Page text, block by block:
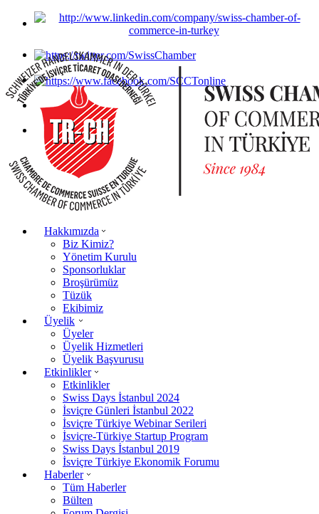
Hakkımızda
Biz Kimiz?
Yönetim Kurulu
Sponsorluklar
Broşürümüz
Tüzük
Ekibimiz
Üyelik
Üyeler
Üyelik Hizmetleri
Üyelik Başvurusu
Etkinlikler
Etkinlikler
Swiss Days İstanbul 2024
İsviçre Günleri İstanbul 2022
İsviçre Türkiye Webinar Serileri
İsviçre-Türkiye Startup Program
Swiss Days İstanbul 2019
İsviçre Türkiye Ekonomik Forumu
Haberler
Tüm Haberler
Bülten